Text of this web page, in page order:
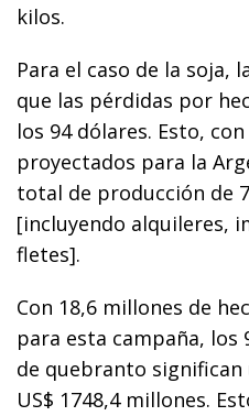
kilos.
Para el caso de la soja,
que las pérdidas por
los 94 dólares. Esto,
proyectados para la
total de producción de
[incluyendo alquileres,
fletes].
Con 18,6 millones de
para esta campaña,
de quebranto
US$ 1748,4 millones.